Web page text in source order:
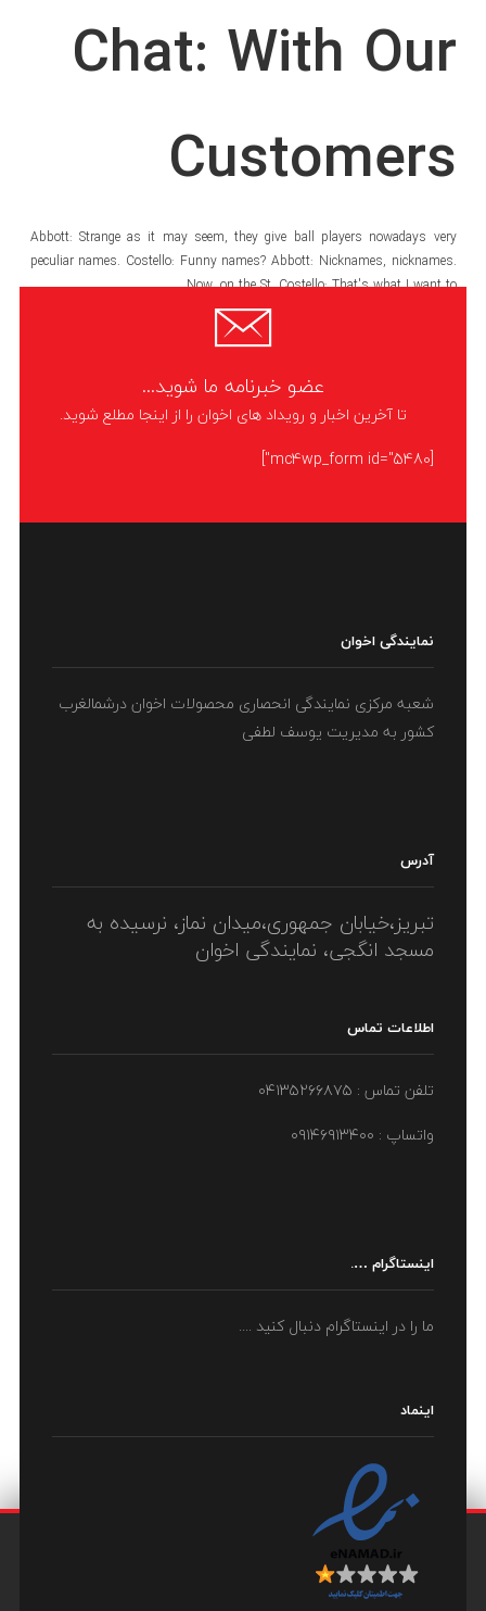
Chat: With Our
Customers
Abbott: Strange as it may seem, they give ball players nowadays very
peculiar names. Costello: Funny names? Abbott: Nicknames, nicknames.
Now, on the St. Costello: That's what I want to
عضو خبرنامه ما شوید...
تا آخرین اخبار و رویداد های اخوان را از اینجا مطلع شوید.
[mc4wp_form id="5480"]
نمایندگی اخوان
شعبه مرکزی نمایندگی انحصاری محصولات اخوان درشمالغرب
کشور به مدیریت یوسف لطفی
آدرس
تبریز،خیابان جمهوری،میدان نماز، نرسیده به
مسجد انگجی، نمایندگی اخوان
اطلاعات تماس
تلفن تماس : ۰۴۱۳۵۲۶۶۸۷۵
واتساپ : ۰۹۱۴۶۹۱۳۴۰۰
اینستاگرام ….
ما را در اینستاگرام دنبال کنید ....
اینماد